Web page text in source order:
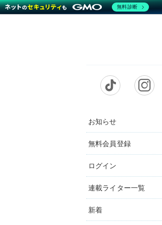
お知らせ
無料会員登録
ログイン
連載ライター一覧
新着
無料診断